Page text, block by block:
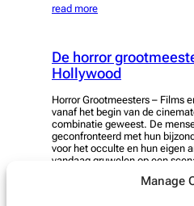
Manage
read more
De horror
Hollywood
Horror Grootmeesters – Films
vanaf het begin van de
combinatie geweest. De
geconfronteerd met hun
voor het occulte en hun eigen
vandaag gruwelen op een